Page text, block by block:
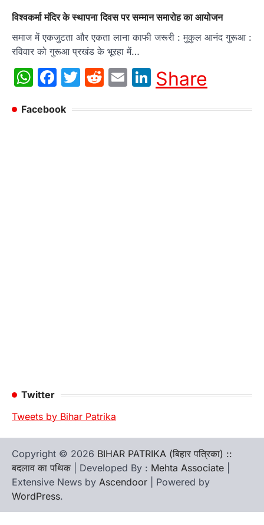
विश्वकर्मा मंदिर के स्थापना दिवस पर सम्मान समारोह का आयोजन
समाज में एकजुटता और एकता लाना काफी जरूरी : मुकुल आनंद गुरूआ :
रविवार को गुरूआ प्रखंड के भूरहा में…
WhatsApp
Facebook
Twitter
Reddit
EmailLinkedIn
Share
Facebook
Twitter
Tweets by Bihar Patrika
Copyright © 2026 BIHAR PATRIKA (बिहार पत्रिका) ::
बदलाव का पथिक | Developed By : Mehta Associate
Extensive News by Ascendoor | Powered by
WordPress.